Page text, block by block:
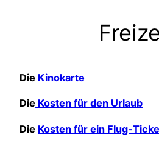
Die Kinokarte
Die Kosten für den Urlaub
Die Kosten für ein Flug-